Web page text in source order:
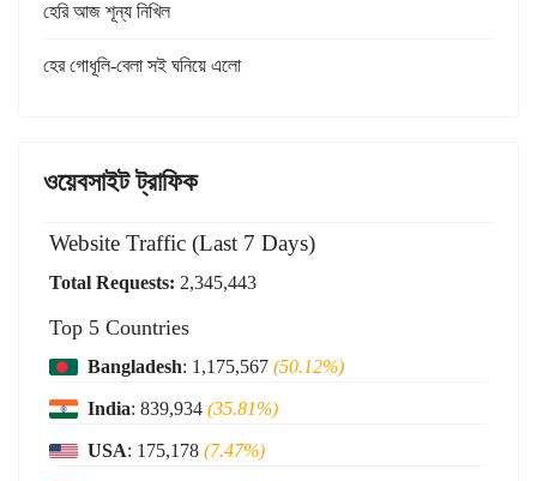
হেরি আজ শূন্য নিখিল
হের গোধূলি-বেলা সই ঘনিয়ে এলো
ওয়েবসাইট ট্রাফিক
Website Traffic (Last 7 Days)
Total Requests: 2,345,443
Top 5 Countries
Bangladesh: 1,175,567 (50.12%)
India: 839,934 (35.81%)
USA: 175,178 (7.47%)